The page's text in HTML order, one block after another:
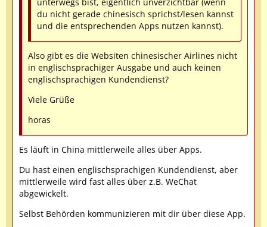
du nicht gerade chinesisch sprichst/lesen kannst
und die entsprechenden Apps nutzen kannst).
Also gibt es die Websiten chinesischer Airlines nicht
in englischsprachiger Ausgabe und auch keinen
englischsprachigen Kundendienst?
Viele Grüße
horas
Es läuft in China mittlerweile alles über Apps.
Du hast einen englischsprachigen Kundendienst, aber
mittlerweile wird fast alles über z.B. WeChat
abgewickelt.
Selbst Behörden kommunizieren mit dir über diese App.